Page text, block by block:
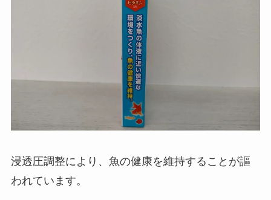
浸透圧調整により、魚の健康を維持することが謳
われています。